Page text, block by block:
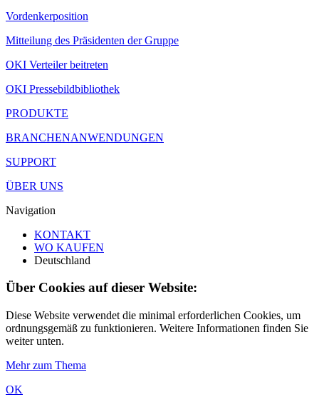
Vordenkerposition
Mitteilung des Präsidenten der Gruppe
OKI Verteiler beitreten
OKI Pressebildbibliothek
PRODUKTE
BRANCHENANWENDUNGEN
SUPPORT
ÜBER UNS
Navigation
KONTAKT
WO KAUFEN
Deutschland
Über Cookies auf dieser Website:
Diese Website verwendet die minimal erforderlichen Cookies, um
ordnungsgemäß zu funktionieren. Weitere Informationen finden Sie
weiter unten.
Mehr zum Thema
OK